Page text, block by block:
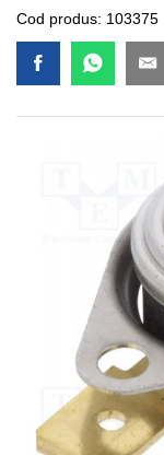
Cod produs: 103375